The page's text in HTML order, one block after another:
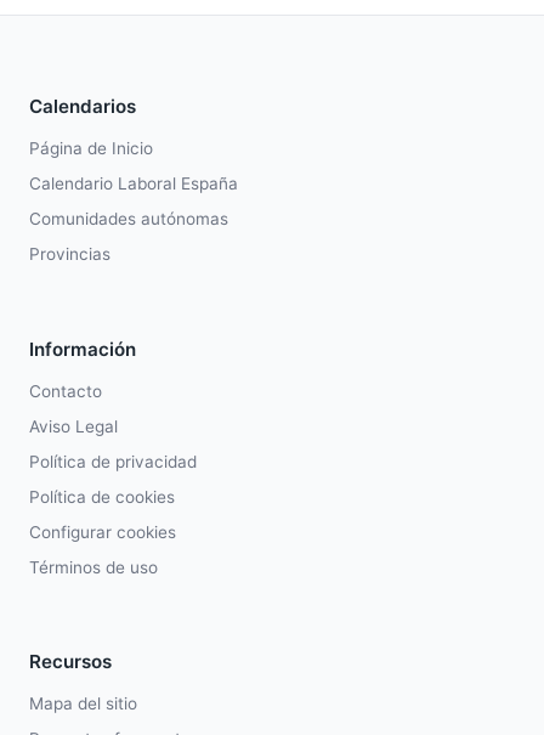
Calendarios
Página de Inicio
Calendario Laboral España
Comunidades autónomas
Provincias
Información
Contacto
Aviso Legal
Política de privacidad
Política de cookies
Configurar cookies
Términos de uso
Recursos
Mapa del sitio